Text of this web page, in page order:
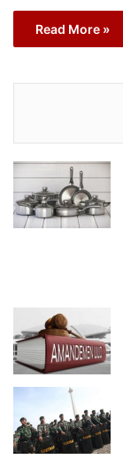
Read More »